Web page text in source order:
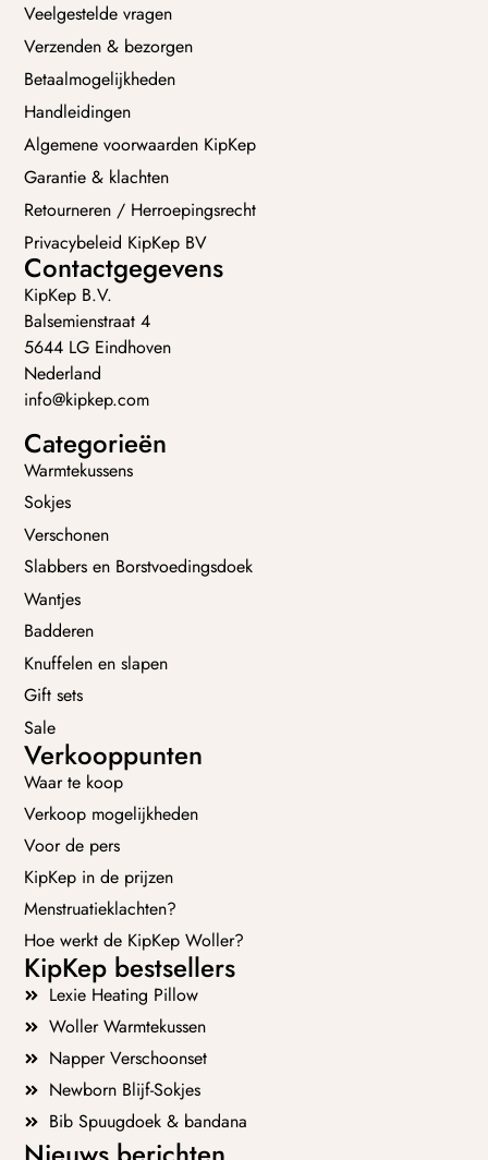
Veelgestelde vragen
Verzenden & bezorgen
Betaalmogelijkheden
Handleidingen
Algemene voorwaarden KipKep
Garantie & klachten
Retourneren / Herroepingsrecht
Privacybeleid KipKep BV
Contactgegevens
KipKep B.V.
Balsemienstraat 4
5644 LG Eindhoven
Nederland
info@kipkep.com
Categorieën
Warmtekussens
Sokjes
Verschonen
Slabbers en Borstvoedingsdoek
Wantjes
Badderen
Knuffelen en slapen
Gift sets
Sale
Verkooppunten
Waar te koop
Verkoop mogelijkheden
Voor de pers
KipKep in de prijzen
Menstruatieklachten?
Hoe werkt de KipKep Woller?
KipKep bestsellers
Lexie Heating Pillow
Woller Warmtekussen
Napper Verschoonset
Newborn Blijf-Sokjes
Bib Spuugdoek & bandana